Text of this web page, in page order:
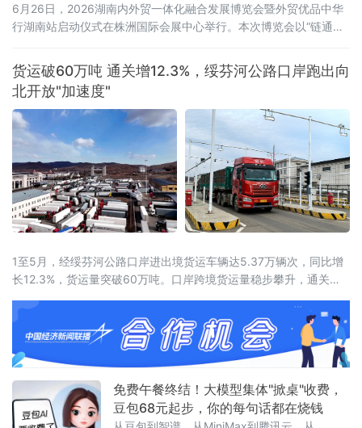
6月26日，2026湖南内外贸一体化融合发展博览会暨外贸优品中华
行湖南站启动仪式在株洲国际会展中心举行。本次博览会以“链通内
万平方米，设置四大主题馆、十大特色展区，吸引近600家企业参
展，来自15个国家和地区及国内20余个省市的近2000名客商参会。
喀麦隆驻华大使、驻华使团团长马丁·姆巴纳，商务部外贸发展事务
局副局
货运破60万吨 通关增12.3%，绥芬河公路口岸跑出向
北开放"加速度"
1至5月，经绥芬河公路口岸进出境货运车辆达5.37万辆次，同比增
长12.3%，货运量突破60万吨。口岸跨境货运量稳步攀升，通关车
免费午餐终结！大模型集体"掀桌"收费，
豆包68元起步，你的每句话都在烧钱